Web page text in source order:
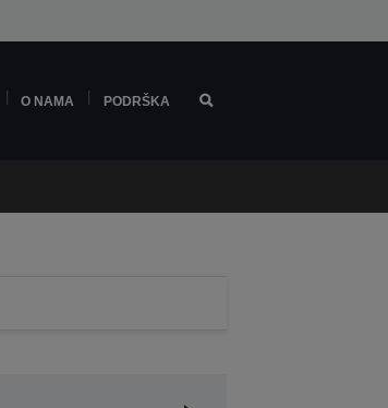
O NAMA PODRŠKA